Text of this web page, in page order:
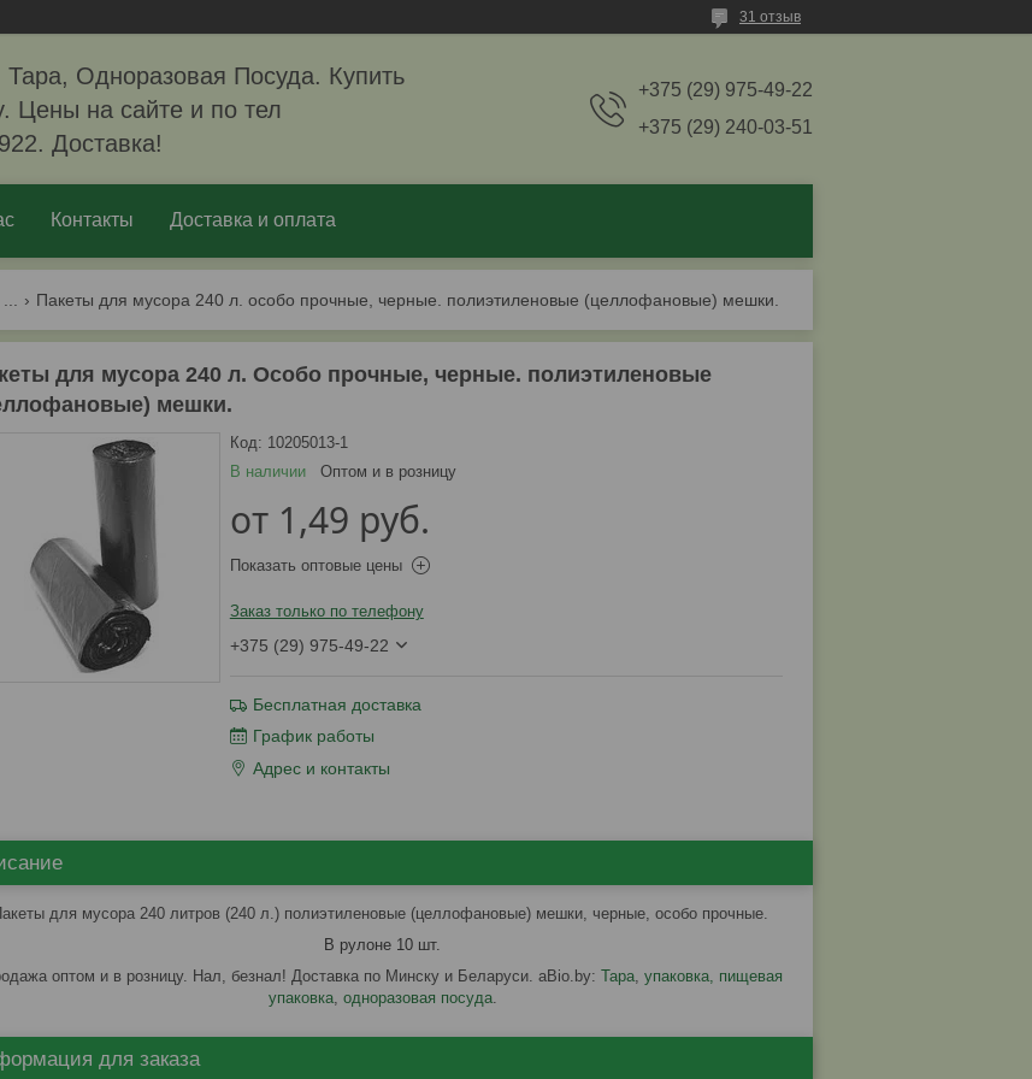
31 отзыв
Тара, Одноразовая Посуда. Купить
Цены на сайте и по тел
Доставка!
+375 (29) 975-49-22
+375 (29) 240-03-51
Контакты Доставка и оплата
Пакеты для мусора 240 л. особо прочные, черные. полиэтиленовые (целлофановые) мешки.
для мусора 240 л. Особо прочные, черные. полиэтиленовые
мешки.
В наличии Оптом и в розницу
Код: 10205013-1
от 1,49 руб.
Показать оптовые цены
Заказ только по телефону
+375 (29) 975-49-22
Бесплатная доставка
График работы
Адрес и контакты
для мусора 240 литров (240 л.) полиэтиленовые (целлофановые) мешки, черные, особо прочные.
В рулоне 10 шт.
оптом и в розницу. Нал, безнал! Доставка по Минску и Беларуси. aBio.by: Тара, упаковка, пищевая
упаковка, одноразовая посуда.
для заказа